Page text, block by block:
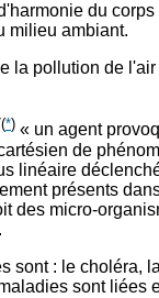
du
milieu ambiant.
la pollution de
(*) « un agent
de
linéaire
présents
des micro-
sont : le choléra,
sont liées